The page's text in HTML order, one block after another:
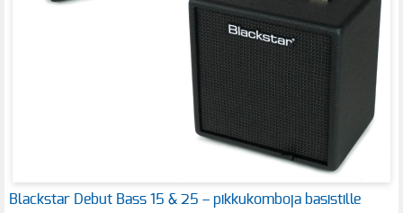
Blackstar Debut Bass 15 & 25 – pikkukomboja basistille